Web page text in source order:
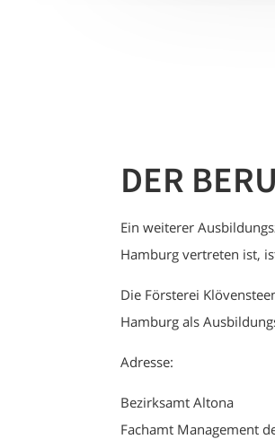
DER
Ein weiterer
Hamburg vertreten ist,
Die Försterei
Hamburg als
Adresse:
Bezirksamt Altona
Fachamt Management